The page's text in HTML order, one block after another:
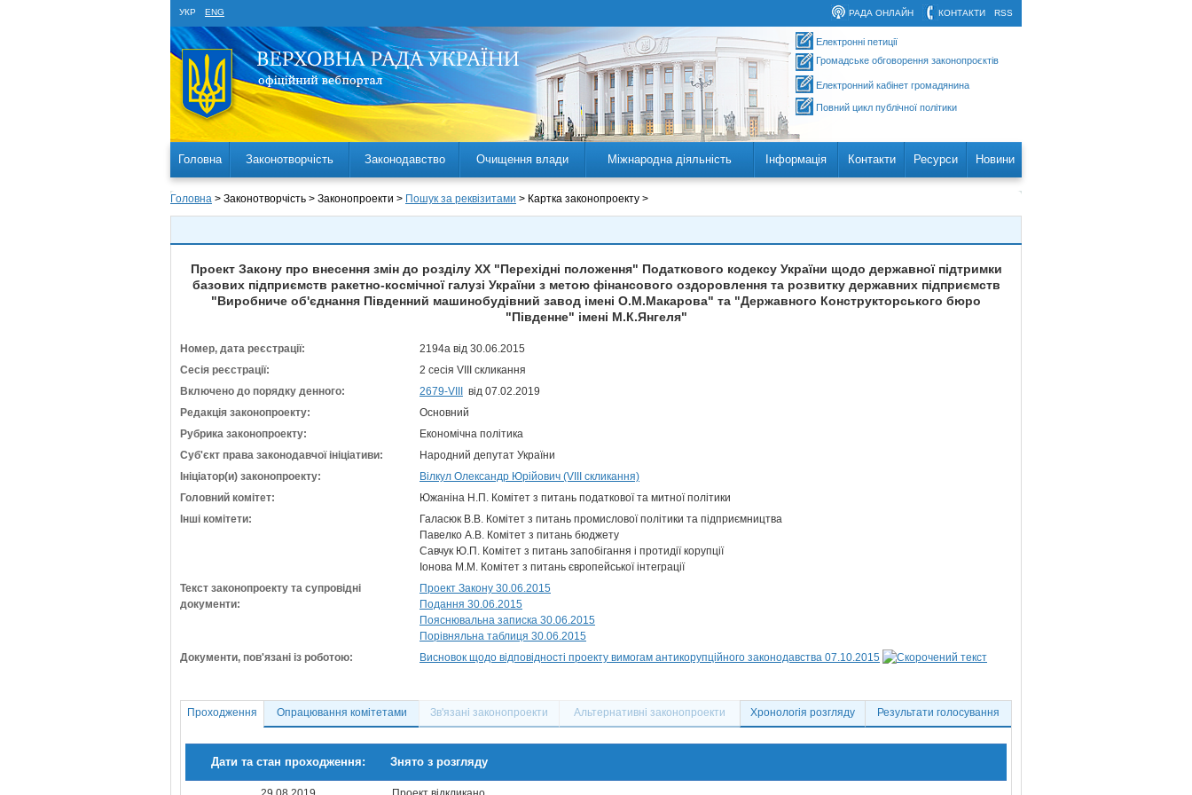
УКР ENG RSS
КОНТАКТИ
РАДА ОНЛАЙН
Електронні петиції
Громадське обговорення законопроєктів
Електронний кабінет громадянина
Повний цикл публічної політики
Головна Законотворчість Законодавство Очищення влади Міжнародна діяльність Інформація Контакти Ресурси Новини
Головна > Законотворчість > Законопроекти > Пошук за реквізитами > Картка законопроекту >
Проект Закону про внесення змін до розділу ХХ "Перехідні положення" Податкового кодексу України щодо державної підтримки
базових підприємств ракетно-космічної галузі України з метою фінансового оздоровлення та розвитку державних підприємств
"Виробниче об'єднання Південний машинобудівний завод імені О.М.Макарова" та "Державного Конструкторського бюро
"Південне" імені М.К.Янгеля"
Номер, дата реєстрації:
2194а від 30.06.2015
Сесія реєстрації:
2 сесія VIII скликання
Включено до порядку денного:
2679-VIII
від 07.02.2019
Редакція законопроекту:
Основний
Рубрика законопроекту:
Економічна політика
Суб'єкт права законодавчої ініціативи:
Народний депутат України
Ініціатор(и) законопроекту:
Вілкул Олександр Юрійович (VIII скликання)
Головний комітет:
Южаніна Н.П. Комітет з питань податкової та митної політики
Інші комітети:
Галасюк В.В. Комітет з питань промислової політики та підприємництва
Павелко А.В. Комітет з питань бюджету
Савчук Ю.П. Комітет з питань запобігання і протидії корупції
Іонова М.М. Комітет з питань європейської інтеграції
Текст законопроекту та супровідні
документи:
Проект Закону 30.06.2015
Подання 30.06.2015
Пояснювальна записка 30.06.2015
Порівняльна таблиця 30.06.2015
Документи, пов'язані із роботою:
Висновок щодо відповідності проекту вимогам антикорупційного законодавства 07.10.2015
Проходження Опрацювання комітетами Зв'язані законопроекти Альтернативні законопроекти Хронологія розгляду Результати голосування
Дати та стан проходження: Знято з розгляду